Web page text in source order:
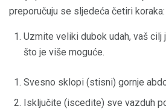
preporučuju se sljedeća četiri koraka:
Uzmite veliki dubok udah, vaš cilj
što je više moguće.
Svesno sklopi (stisni) gornje
Isključite (iscedite) sve vazduh